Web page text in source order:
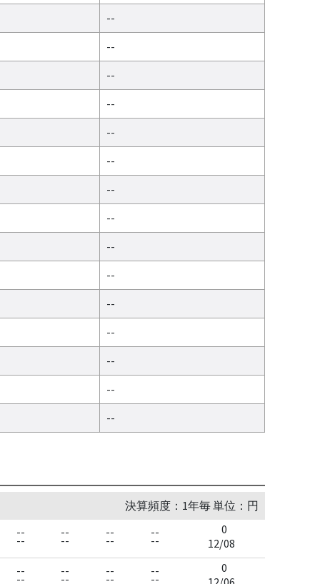
--
--
--
--
--
--
--
--
--
--
--
--
--
--
--
決算頻度：1年毎 単位：円
--
--
--
--
--
--
--
--
0
12/08
--
--
--
--
--
--
--
--
0